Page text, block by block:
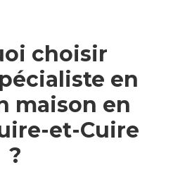
choisir
en
maison en
et-Cuire
?